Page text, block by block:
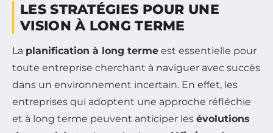
LES STRATÉGIES POUR UNE
VISION À LONG TERME
La planification à long terme est essentielle pour
toute entreprise cherchant à naviguer avec succès
dans un environnement incertain. En effet, les
entreprises qui adoptent une approche réfléchie
et à long terme peuvent anticiper les évolutions